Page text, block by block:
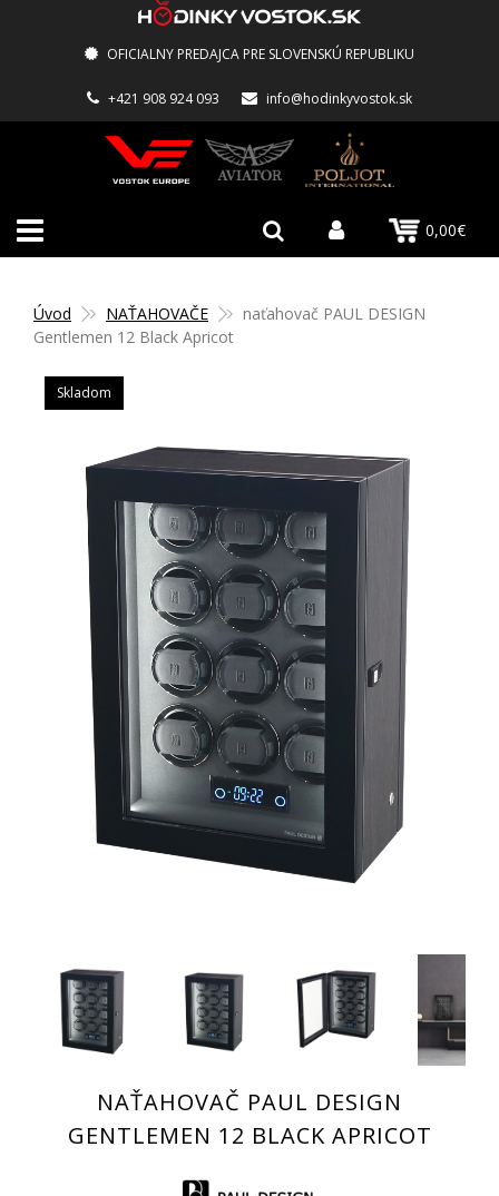
OFICIALNY PREDAJCA PRE SLOVENSKÚ REPUBLIKU
+421 908 924 093 info@hodinkyvostok.sk
0,00€
Úvod NAŤAHOVAČE
naťahovač PAUL DESIGN
Gentlemen 12 Black Apricot
Skladom
NAŤAHOVAČ PAUL DESIGN
GENTLEMEN 12 BLACK APRICOT